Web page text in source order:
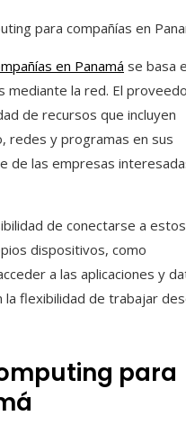
para compañías en
en Panamá se basa
mediante la red. El
de recursos que incluyen
redes y programas en sus
de las empresas
de conectarse a estos
dispositivos, como
a las aplicaciones y
la flexibilidad de trabajar
para